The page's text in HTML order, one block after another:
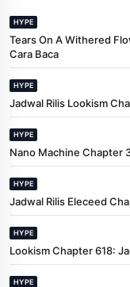
HYPE
Tears On A Withered
Cara Baca
HYPE
Jadwal Rilis Lookism
HYPE
Nano Machine Chapter
HYPE
Jadwal Rilis Eleceed
HYPE
Lookism Chapter 618:
HYPE